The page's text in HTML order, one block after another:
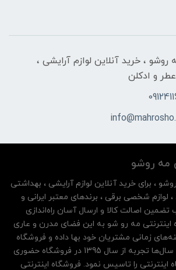
رو‌شو ، خرید آنلاین لوازم آرایشی ،
و ادکلن
مه‌ رو‌شو
، برای خرید آنلاین لوازم آرایشی ، بهداشتی
، لوازم شخصی برقی ، برندهای معتبر ایرانی و
اصالت کالا و ارسال آسان راه‌اندازی
مه رو شو به این فضای مدرن و عاری
زمانی مشتریان خود بها داده و فروشگاه
اینترنتی خود را بر پایه سال‌ها تجربه از سال 1395 در فروشگاه حضوری
اینترنتی را تاسیس نمود. فروشگاه اینترنتی